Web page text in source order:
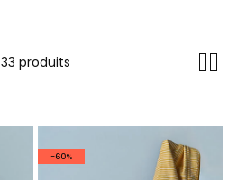
33 produits
-60%